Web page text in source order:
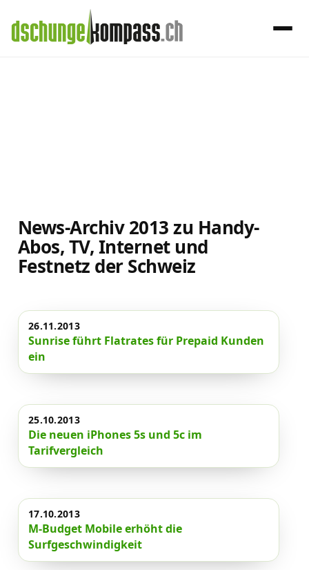
Kombi-Angebote
News
Forum
Über uns
News-Archiv 2013 zu Handy-
Abos, TV, Internet und
Festnetz der Schweiz
26.11.2013
Sunrise führt Flatrates für Prepaid Kunden
ein
25.10.2013
Die neuen iPhones 5s und 5c im
Tarifvergleich
17.10.2013
M-Budget Mobile erhöht die
Surfgeschwindigkeit